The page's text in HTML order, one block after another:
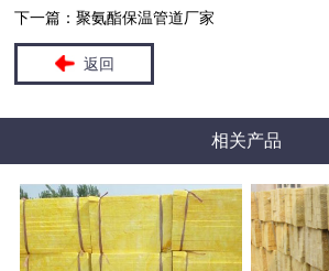
下一篇：聚氨酯保温管道厂家
返回
相关产品